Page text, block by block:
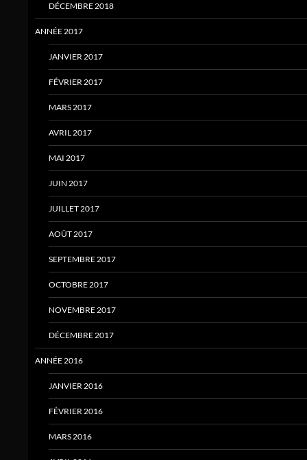
DÉCEMBRE 2018
ANNÉE 2017
JANVIER 2017
FÉVRIER 2017
MARS 2017
AVRIL 2017
MAI 2017
JUIN 2017
JUILLET 2017
AOÛT 2017
SEPTEMBRE 2017
OCTOBRE 2017
NOVEMBRE 2017
DÉCEMBRE 2017
ANNÉE 2016
JANVIER 2016
FÉVRIER 2016
MARS 2016